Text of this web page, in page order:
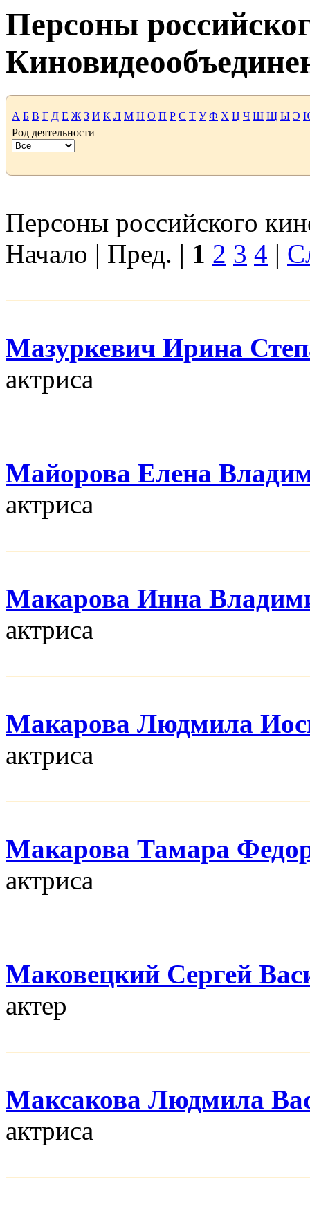
Персоны
А Б В Г Д Е Ж З И К Л М Н О П Р С Т У Ф Х Ц Ч Ш Щ Ы Э
Род деятельности
Персоны российского
Начало | Пред. | 1 2 3 4 |
Мазуркевич Ирина
актриса
Майорова Елена
актриса
Макарова Инна
актриса
Макарова Людмила
актриса
Макарова Тамара
актриса
Маковецкий Сергей
актер
Максакова Людмила
актриса